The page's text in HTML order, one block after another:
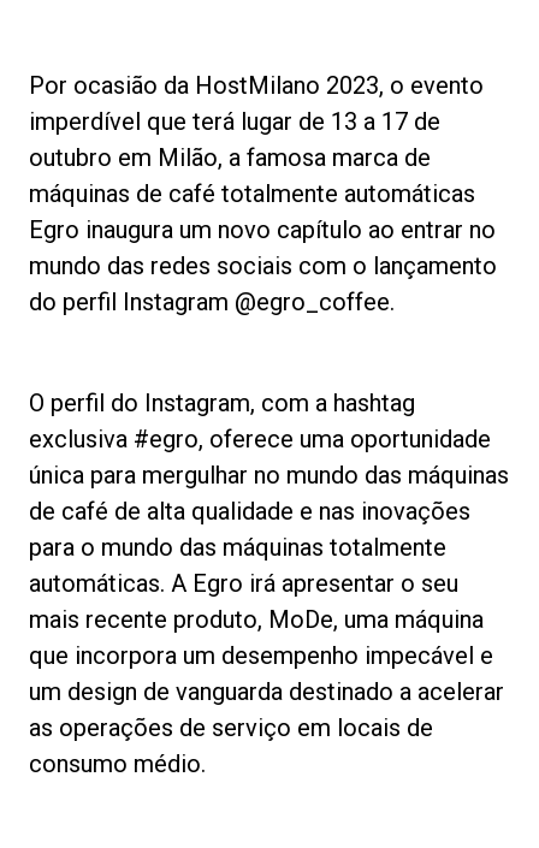
Por ocasião da HostMilano 2023, o evento
imperdível que terá lugar de 13 a 17 de
outubro em Milão, a famosa marca de
máquinas de café totalmente automáticas
Egro inaugura um novo capítulo ao entrar no
mundo das redes sociais com o lançamento
do perfil Instagram @egro_coffee.
O perfil do Instagram, com a hashtag
exclusiva #egro, oferece uma oportunidade
única para mergulhar no mundo das máquinas
de café de alta qualidade e nas inovações
para o mundo das máquinas totalmente
automáticas. A Egro irá apresentar o seu
mais recente produto, MoDe, uma máquina
que incorpora um desempenho impecável e
um design de vanguarda destinado a acelerar
as operações de serviço em locais de
consumo médio.
Connect
Contacte-nos
Política de Privacidade